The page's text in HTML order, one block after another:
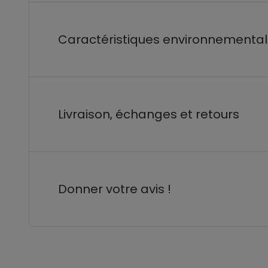
Caractéristiques
Livraison, échanges et retours
Donner votre avis !